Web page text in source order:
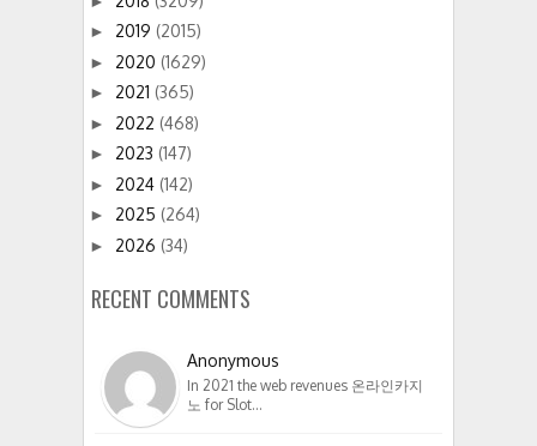
► 2019 (2015)
► 2020 (1629)
► 2021 (365)
► 2022 (468)
► 2023 (147)
► 2024 (142)
► 2025 (264)
► 2026 (34)
RECENT COMMENTS
Anonymous
In 2021 the web revenues 온라인카지
노 for Slot…